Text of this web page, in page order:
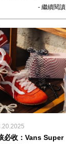
- 繼續閱讀
必收：Vans Super